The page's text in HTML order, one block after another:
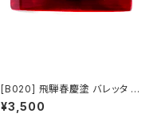
[B020] 飛騨春慶塗 バレッタ 中
（紅）
¥3,500